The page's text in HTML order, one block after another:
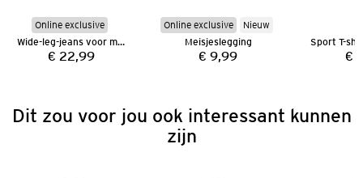
Online exclusive
Wide-leg-jeans voor meisjes
Prijs:
€ 22,99
Online exclusive
Nieuw
Meisjeslegging
Prijs:
€ 9,99 €
Dit zou voor jou ook interessant kunnen
zijn